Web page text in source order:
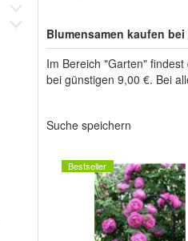
Blumensamen kaufen
Im Bereich "Garten"
bei günstigen 9,00 €. Bei
Suche speichern
Bestseller